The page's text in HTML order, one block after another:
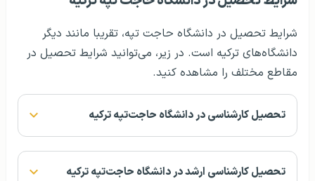
شرایط تحصیل در دانشگاه حاجت تپه، تقریبا مانند دیگر
دانشگاه‌های ترکیه است. در زیر، می‌توانید شرایط تحصیل در
مقاطع مختلف را مشاهده کنید.
تحصیل کارشناسی در دانشگاه حاجت‌تپه ترکیه
تحصیل کارشناسی ارشد در دانشگاه حاجت‌تپه ترکیه